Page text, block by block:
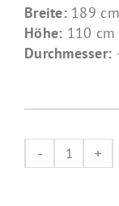
Breite: 189 cm
Höhe: 110 cm
Durchmesser:
theke